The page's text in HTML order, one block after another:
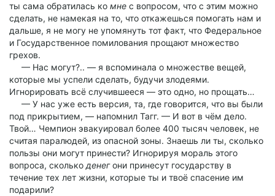
ты сама обратилась ко мне с вопросом, что с этим можно
сделать, не намекая на то, что откажешься помогать нам и
дальше, я не могу не упомянуть тот факт, что Федеральное
и Государственное помилования прощают множество
грехов.
— Нас могут?.. — я вспоминала о множестве вещей,
которые мы успели сделать, будучи злодеями.
Игнорировать всё случившееся — это одно, но прощать…
— У нас уже есть версия, та, где говорится, что вы были
под прикрытием, — напомнил Тагг. — И вот в чём дело.
Твой… Чемпион эвакуировал более 400 тысяч человек, не
считая паралюдей, из опасной зоны. Знаешь ли ты, сколько
пользы они могут принести? Игнорируя мораль этого
вопроса, сколько денегони принесут государству в
течение тех лет жизни, которые ты и твоё спасение им
подарили?